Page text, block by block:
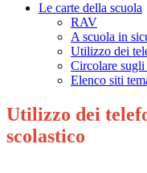
Le carte della scuola
RAV
A scuola in
Utilizzo dei
Circolare sugli
Elenco siti
Utilizzo dei
scolastico